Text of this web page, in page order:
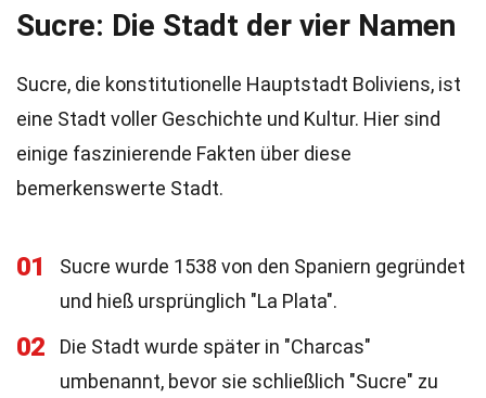
Sucre: Die Stadt der vier Namen
Sucre, die konstitutionelle Hauptstadt Boliviens, ist
eine Stadt voller Geschichte und Kultur. Hier sind
einige faszinierende Fakten über diese
bemerkenswerte Stadt.
01
Sucre wurde 1538 von den Spaniern gegründet
und hieß ursprünglich "La Plata".
02
Die Stadt wurde später in "Charcas"
umbenannt, bevor sie schließlich "Sucre" zu